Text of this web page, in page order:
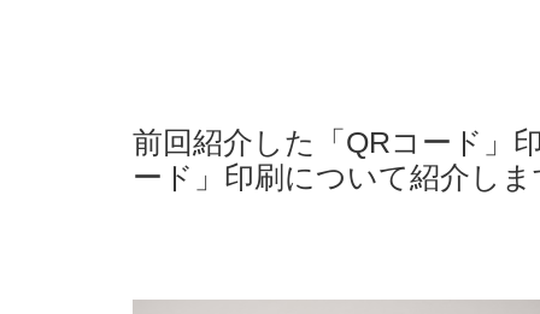
前回紹介した「QRコード」
ード」印刷について紹介し